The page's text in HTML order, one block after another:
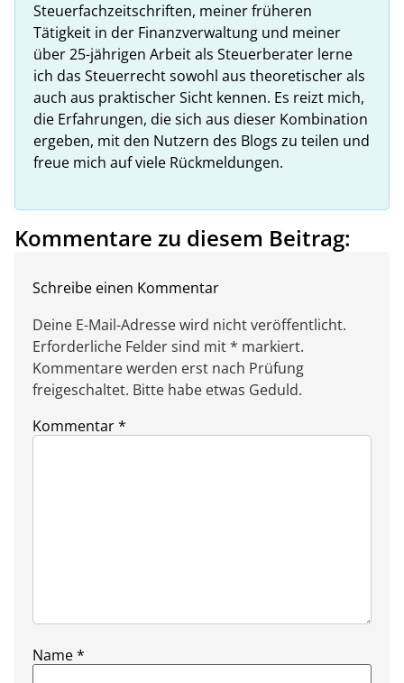
Steuerfachzeitschriften, meiner früheren
Tätigkeit in der Finanzverwaltung und meiner
über 25-jährigen Arbeit als Steuerberater lerne
ich das Steuerrecht sowohl aus theoretischer als
auch aus praktischer Sicht kennen. Es reizt mich,
die Erfahrungen, die sich aus dieser Kombination
ergeben, mit den Nutzern des Blogs zu teilen und
freue mich auf viele Rückmeldungen.
Kommentare zu diesem Beitrag:
Schreibe einen Kommentar
Deine E-Mail-Adresse wird nicht veröffentlicht.
Erforderliche Felder sind mit * markiert.
Kommentare werden erst nach Prüfung
freigeschaltet. Bitte habe etwas Geduld.
Kommentar*
Name*